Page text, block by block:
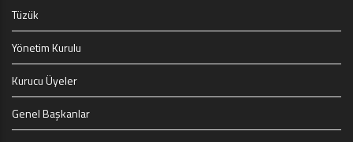
Tüzük
Yönetim Kurulu
Kurucu Üyeler
Genel Başkanlar